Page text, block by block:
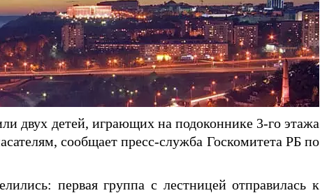
двух детей, играющих на подоконнике 3-го этажа
сообщает пресс-служба Госкомитета РБ по
первая группа с лестницей отправилась к